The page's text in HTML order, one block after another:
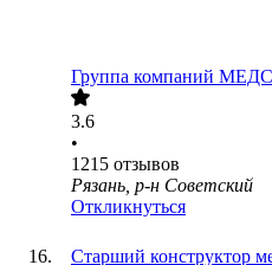
Группа компаний
3.6
•
1215 отзывов
Рязань, р-н Советский
Откликнуться
Старший конструктор